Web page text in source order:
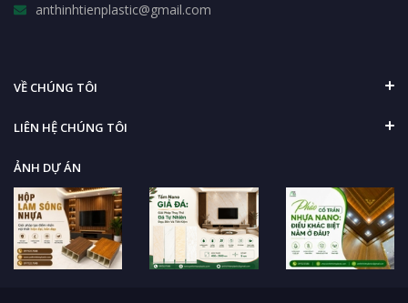
anthinhtienplastic@gmail.com
VỀ CHÚNG TÔI
LIÊN HỆ CHÚNG TÔI
ẢNH DỰ ÁN